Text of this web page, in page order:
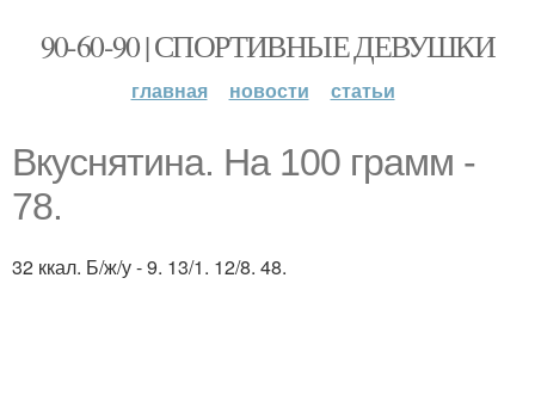
90-60-90 | СПОРТИВНЫЕ ДЕВУШКИ
главная новости статьи
Вкуснятина. На 100 грамм -
78.
32 ккал. Б/ж/у - 9. 13/1. 12/8. 48.